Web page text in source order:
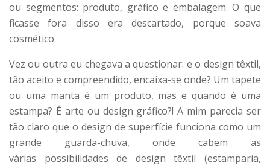
ou segmentos: produto, gráfico e embalagem. O que
ficasse fora disso era descartado, porque soava
cosmético.
Vez ou outra eu chegava a questionar: e o design têxtil,
tão aceito e compreendido, encaixa-se onde? Um tapete
ou uma manta é um produto, mas e quando é uma
estampa? É arte ou design gráfico?! A mim parecia ser
tão claro que o design de superfície funciona como um
grande guarda-chuva, onde cabem as
várias possibilidades de design têxtil (estamparia,